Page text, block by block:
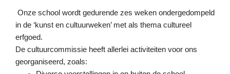
Onze school wordt gedurende zes weken ondergedompeld
in de ‘kunst en cultuurweken’ met als thema cultureel
erfgoed.
De cultuurcommissie heeft allerlei activiteiten voor ons
georganiseerd, zoals: